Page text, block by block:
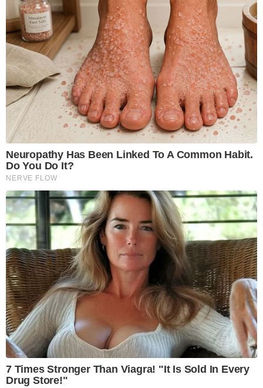
Neuropathy Has Been Linked To A Common Habit.
Do You Do It?
NERVE FLOW
7 Times Stronger Than Viagra! "It Is Sold In Every
Drug Store!"